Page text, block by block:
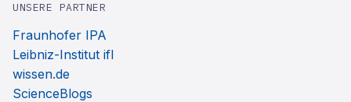
UNSERE PARTNER
Fraunhofer IPA
Leibniz-Institut ifl
wissen.de
ScienceBlogs